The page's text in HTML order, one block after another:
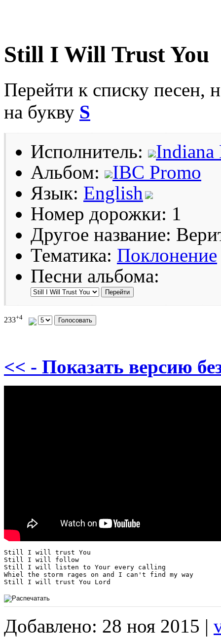
Still I Will Trust You
Перейти к списку песен,
на букву S
Исполнитель:
Альбом:
IBC Promo
Язык: English
Номер дорожки: 1
Другое название:
Тематика: Поклонение
Песни альбома:
233+4
<< - Показать версию
Still I will trust You
Still I will follow
Still I will listen to Your every calling
Whiel the storm rages on and I can't find my way
Добавлено: 28 ноя 2015 |